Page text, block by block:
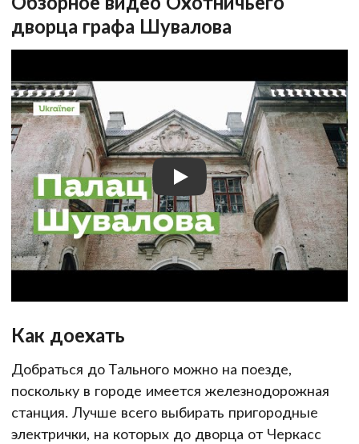
дворца графа Шувалова
Как доехать
Добраться до Тального можно на поезде,
поскольку в городе имеется железнодорожная
станция. Лучше всего выбирать пригородные
электрички, на которых до дворца от Черкасс